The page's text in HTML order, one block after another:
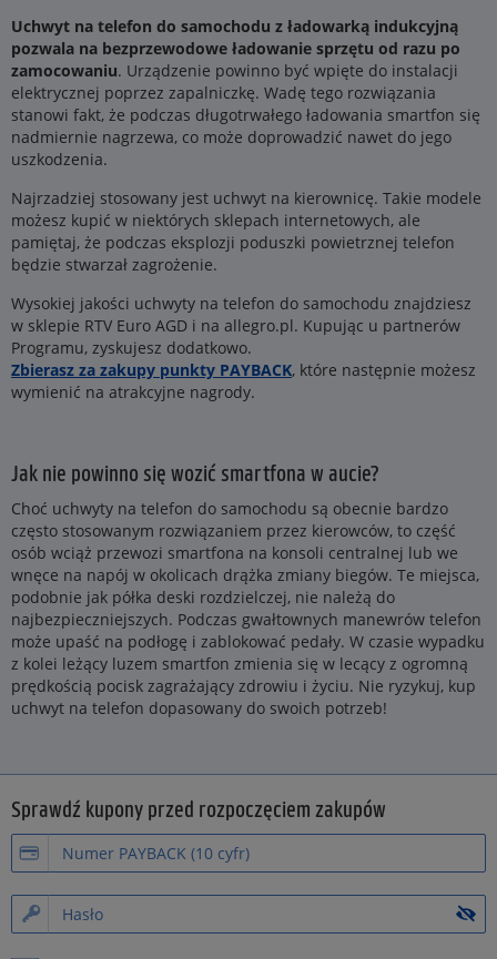
Uchwyt na telefon do samochodu z ładowarką indukcyjną
pozwala na bezprzewodowe ładowanie sprzętu od razu po
zamocowaniu. Urządzenie powinno być wpięte do instalacji
elektrycznej poprzez zapalniczkę. Wadę tego rozwiązania
stanowi fakt, że podczas długotrwałego ładowania smartfon się
nadmiernie nagrzewa, co może doprowadzić nawet do jego
uszkodzenia.
Najrzadziej stosowany jest uchwyt na kierownicę. Takie modele
możesz kupić w niektórych sklepach internetowych, ale
pamiętaj, że podczas eksplozji poduszki powietrznej telefon
będzie stwarzał zagrożenie.
Wysokiej jakości uchwyty na telefon do samochodu znajdziesz
w sklepie RTV Euro AGD i na allegro.pl. Kupując u partnerów
Programu, zyskujesz dodatkowo.
Zbierasz za zakupy punkty PAYBACK, które następnie możesz
wymienić na atrakcyjne nagrody.
Jak nie powinno się wozić smartfona w aucie?
Choć uchwyty na telefon do samochodu są obecnie bardzo
często stosowanym rozwiązaniem przez kierowców, to część
osób wciąż przewozi smartfona na konsoli centralnej lub we
wnęce na napój w okolicach drążka zmiany biegów. Te miejsca,
podobnie jak półka deski rozdzielczej, nie należą do
najbezpieczniejszych. Podczas gwałtownych manewrów telefon
może upaść na podłogę i zablokować pedały. W czasie wypadku
z kolei leżący luzem smartfon zmienia się w lecący z ogromną
prędkością pocisk zagrażający zdrowiu i życiu. Nie ryzykuj, kup
uchwyt na telefon dopasowany do swoich potrzeb!
Sprawdź kupony przed rozpoczęciem zakupów